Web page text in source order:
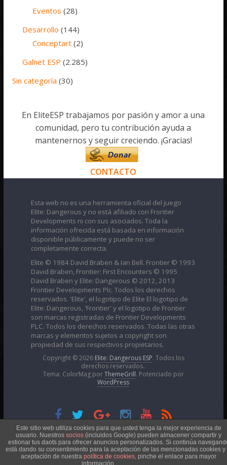
Eventos (28)
Desarrollo (144)
Conceptart (2)
Galnet ESP (2.285)
Sin categoría (30)
En EliteESP trabajamos por pasión y amor a una
comunidad, pero tu contribución ayuda a
mantenernos y seguir creciendo. ¡Gracias!
CONTACTO
Esta web no es una herramienta oficial del juego
Elite: Dangerous y no está afiliado con Frontier
Developments ni con sus asociados. Toda la
información ofrecida está basada en información
disponible públicamente y puede no ser
completamente correcta.
Elite © 1984 David Braben & Ian Bell. Frontier © 1993
David Braben, Frontier: First Encounters © 1995
David Braben y Elite: Dangerous © 2012, 2013
Frontier Developments Plc. Todos los derechos
reservados. 'Elite', el logotipo de Elite El logotipo de
Elite: Dangerous, 'Frontier' y el logotipo de Frontier
son marcas registradas de Frontier Developments
PLC. Todos los derechos reservados. Todas las otras
marcas y elementos sujetos a copyright son
propiedad de sus respectivos propietarios.
Copyright © 2026 Elite: Dangerous ESP. Todos los
derechos reservados..
Tema: ColorMag porThemeGrill. Potenciado por
WordPress
Esta obra está bajo unaLicencia Creative Commons
Atribución-NoComercial 4.0 Internacional
Este sitio web utiliza cookies para que usted tenga la mejor experiencia de
usuario. Nuestros socios (incluidos Google) pueden almacener compartir y
estionar tus daots para ofrecer anuncios personalizados. Si continúa
está dando su consentimiento para la aceptación de las mencionadas cookies y
aceptación de nuestra política de cookies, pinche el enlace para mayor
información.